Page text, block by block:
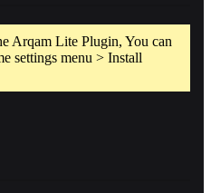
Arqam Lite Plugin, You can
settings menu > Install